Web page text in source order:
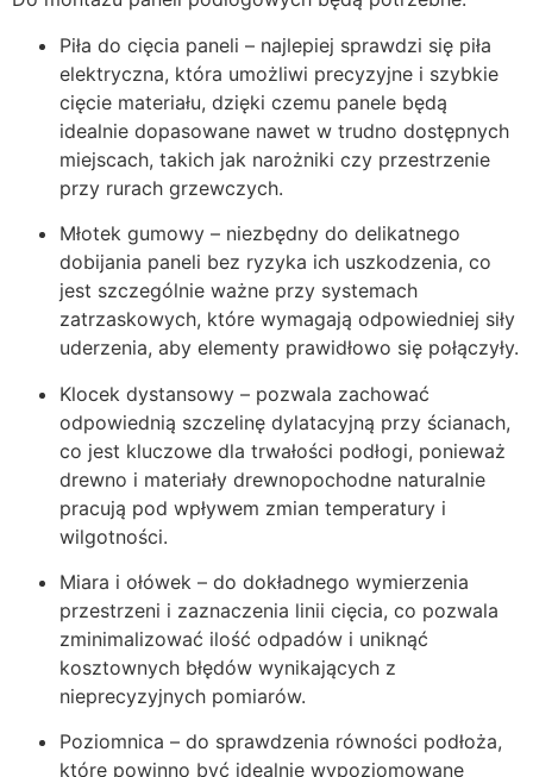
Piła do cięcia paneli – najlepiej sprawdzi się piła
elektryczna, która umożliwi precyzyjne i szybkie
cięcie materiału, dzięki czemu panele będą
idealnie dopasowane nawet w trudno dostępnych
miejscach, takich jak narożniki czy przestrzenie
przy rurach grzewczych.
Młotek gumowy – niezbędny do delikatnego
dobijania paneli bez ryzyka ich uszkodzenia, co
jest szczególnie ważne przy systemach
zatrzaskowych, które wymagają odpowiedniej siły
uderzenia, aby elementy prawidłowo się połączyły.
Klocek dystansowy – pozwala zachować
odpowiednią szczelinę dylatacyjną przy ścianach,
co jest kluczowe dla trwałości podłogi, ponieważ
drewno i materiały drewnopochodne naturalnie
pracują pod wpływem zmian temperatury i
wilgotności.
Miara i ołówek – do dokładnego wymierzenia
przestrzeni i zaznaczenia linii cięcia, co pozwala
zminimalizować ilość odpadów i uniknąć
kosztownych błędów wynikających z
nieprecyzyjnych pomiarów.
Poziomnica – do sprawdzenia równości podłoża,
które powinno być idealnie wypoziomowane